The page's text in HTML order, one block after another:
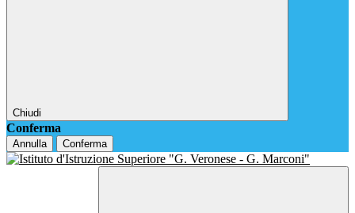
Chiudi
Conferma
Annulla Conferma